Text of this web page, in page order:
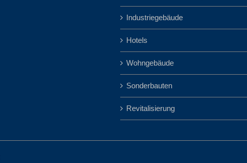
Industriegebäude
Hotels
Wohngebäude
Sonderbauten
Revitalisierung